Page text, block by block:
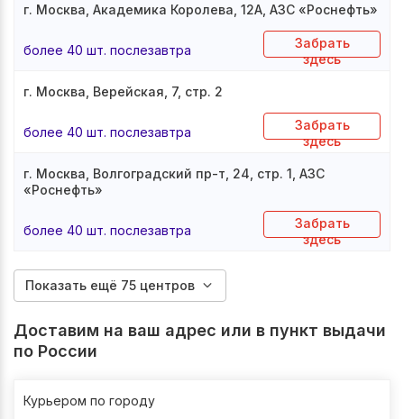
г. Москва, Академика Королева, 12А, АЗС «Роснефть»
более 40 шт. послезавтра
Забрать
здесь
г. Москва, Верейская, 7, стр. 2
более 40 шт. послезавтра
Забрать
здесь
г. Москва, Волгоградский пр-т, 24, стр. 1, АЗС
«Роснефть»
более 40 шт. послезавтра
Забрать
здесь
Показать ещё 75 центров
Доставим на ваш адрес или в пункт выдачи
по России
Курьером по городу